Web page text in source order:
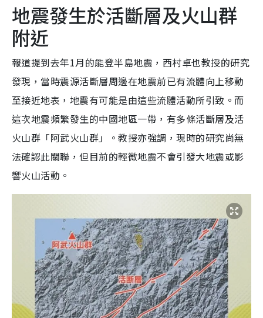
地震發生於活斷層及火山群
附近
報道提到去年1月的能登半島地震，西村卓也教授的研究
發現，當時震源活斷層周邊在地震前已有流體向上移動
至接近地表，地震有可能是由這些流體活動所引致。而
這次地震頻繁發生的中國地區一帶，有多條活斷層及活
火山群「阿武火山群」。教授亦強調，現時的研究尚無
法確認此關聯，但目前的輕微地震不會引發大地震或影
響火山活動。